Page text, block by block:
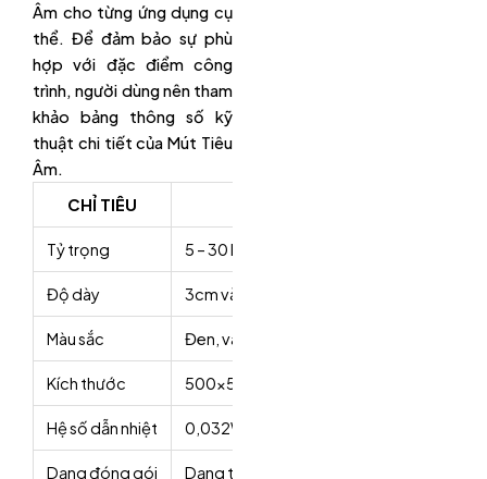
Âm cho từng ứng dụng cụ
thể. Để đảm bảo sự phù
hợp với đặc điểm công
trình, người dùng nên tham
khảo bảng thông số kỹ
thuật chi tiết của Mút Tiêu
Âm.
CHỈ TIÊU
Tỷ trọng 5 – 30 kg/m3
Độ dày 3cm và loại 5cm.
Màu sắc Đen, vàng, xanh, tím, trắng, đỏ…
Kích thước 500x500x30mm, 500x500x50mm,
Hệ số dẫn nhiệt 0,032W/mk ở điều kiện nhiệt độ 20 độ C;
Dạng đóng gói Dạng tấm, dạng cuộn